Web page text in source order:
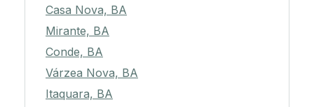
Casa Nova, BA
Mirante, BA
Conde, BA
Várzea Nova, BA
Itaquara, BA